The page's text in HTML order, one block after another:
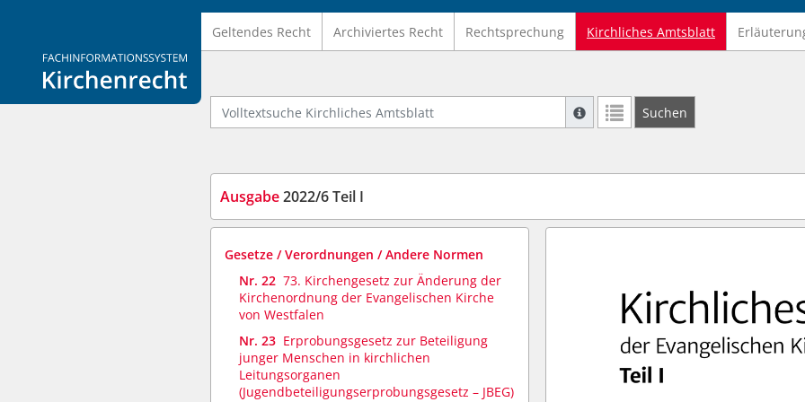
Logo Fachinformationssystem Kirchenrecht
Geltendes Recht Archiviertes Recht Rechtsprechung Kirchliches Amtsblatt
Volltextsuche Kirchliches Amtsblatt
Suche mit Platzhalter "*", Bsp.
Weitere Suchoperatoren finden Sie in
Suchen
Ausgabe2022/6 Teil I
Gesetze / Verordnungen / Andere Normen
Nr. 22 73. Kirchengesetz zur Änderung der
Kirchenordnung der Evangelischen Kirche
von Westfalen
Nr. 23 Erprobungsgesetz zur Beteiligung
junger Menschen in kirchlichen
Leitungsorganen
(Jugendbeteiligungserprobungsgesetz – JBEG)